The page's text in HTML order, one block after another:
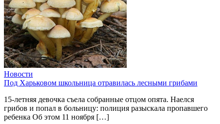
Новости
Под Харьковом школьница отравилась лесными грибами
15-летняя девочка съела собранные отцом опята. Наелся
грибов и попал в больницу: полиция разыскала пропавшего
ребенка Об этом 11 ноября […]